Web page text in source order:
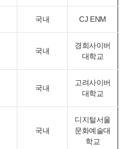
국내 CJ ENM
국내
경희사이버
대학교
국내
고려사이버
대학교
국내
디지털서울
문화예술대
학교